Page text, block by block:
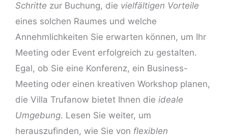
Schritte zur Buchung, die vielfältigen Vorteile
eines solchen Raumes und welche
Annehmlichkeiten Sie erwarten können, um Ihr
Meeting oder Event erfolgreich zu gestalten.
Egal, ob Sie eine Konferenz, ein Business-
Meeting oder einen kreativen Workshop planen,
die Villa Trufanow bietet Ihnen die ideale
Umgebung. Lesen Sie weiter, um
herauszufinden, wie Sie von flexiblen